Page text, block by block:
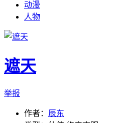
动漫
人物
遮天
举报
作者： 辰东